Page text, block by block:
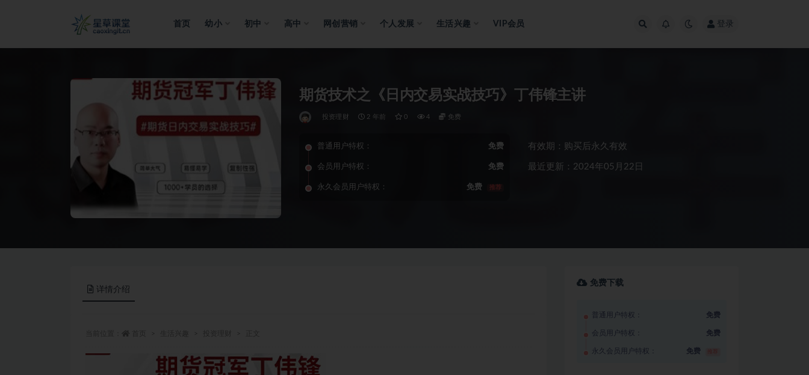
首页 幼小 初中 高中 网创营销 个人发展 生活兴趣 VIP会员 登录
期货技术之《日内交易实战技巧》丁伟锋主讲
投资理财 2 年前 0 4 免费
普通用户特权： 免费
会员用户特权： 免费
永久会员用户特权： 免费 推荐
有效期：购买后永久有效
最近更新：2024年05月22日
详情介绍
免费下载
普通用户特权： 免费
会员用户特权： 免费
永久会员用户特权： 免费